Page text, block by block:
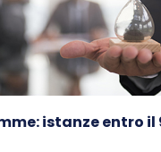
istanze entro il